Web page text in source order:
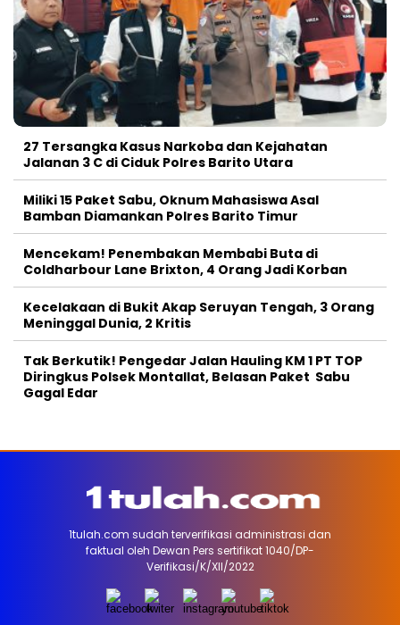
27 Tersangka Kasus Narkoba dan Kejahatan
Jalanan 3 C di Ciduk Polres Barito Utara
Miliki 15 Paket Sabu, Oknum Mahasiswa Asal
Bamban Diamankan Polres Barito Timur
Mencekam! Penembakan Membabi Buta di
Coldharbour Lane Brixton, 4 Orang Jadi Korban
Kecelakaan di Bukit Akap Seruyan Tengah, 3 Orang
Meninggal Dunia, 2 Kritis
Tak Berkutik! Pengedar Jalan Hauling KM 1 PT TOP
Diringkus Polsek Montallat, Belasan Paket Sabu
Gagal Edar
1tulah.com sudah terverifikasi administrasi dan
faktual oleh Dewan Pers sertifikat 1040/DP-
Verifikasi/K/XII/2022